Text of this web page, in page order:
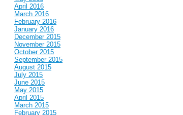
April 2016
March 2016
February 2016
January 2016
December 2015
November 2015
October 2015
September 2015
August 2015
July 2015
June 2015
May 2015
April 2015
March 2015
February 2015